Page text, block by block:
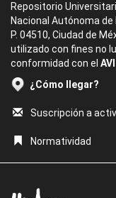
Repositorio
Nacional Autónoma de
P. 04510, Ciudad de
utilizado con fines no
conformidad con el
¿Cómo llegar?
Suscripción a
Normatividad